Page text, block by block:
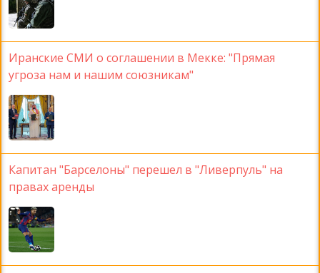
Иранские СМИ о соглашении в Мекке: "Прямая
угроза нам и нашим союзникам"
Капитан "Барселоны" перешел в "Ливерпуль" на
правах аренды